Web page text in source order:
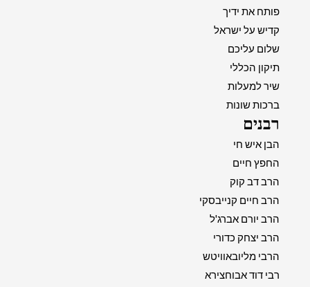
פותח את ידיך
קדיש על ישראל
שלום עליכם
תיקון הכללי
שיר למעלות
ברכות שונות
רבנים
הבן איש חי
החפץ חיים
הרב דב קוק
הרב חיים קנייבסקי
הרב יורם אברג'ל
הרב יצחק כדורי
הרבי מליובאוויטש
רבי דוד אבוחצירא